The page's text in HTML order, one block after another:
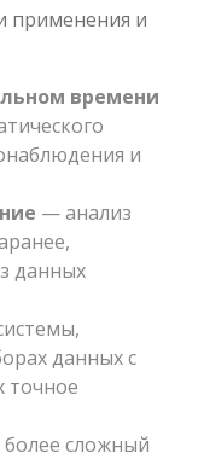
применения и
времени
и
— анализ
данных
данных с
точное
сложный